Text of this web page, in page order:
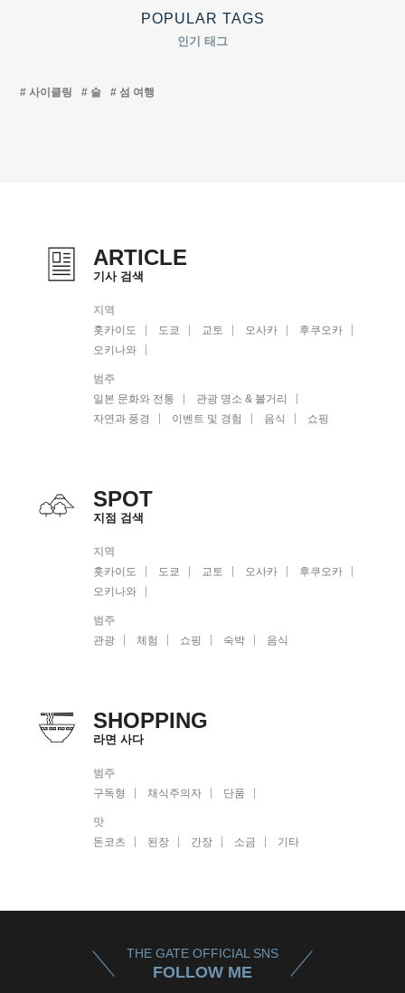
POPULAR TAGS
인기 태그
사이클링 술 섬 여행
ARTICLE
기사 검색
지역
홋카이도
도쿄 교토 오사카
후쿠오카
오키나와
범주
일본 문화와 전통
관광 명소 & 볼거리
자연과 풍경
이벤트 및 경험 음식 쇼핑
SPOT
지점 검색
지역
홋카이도
도쿄 교토 오사카
후쿠오카
오키나와
범주
관광
체험 쇼핑 숙박 음식
SHOPPING
라면 사다
범주
구독형
채식주의자 단품
맛
돈코츠
된장 간장 소금 기타
THE GATE OFFICIAL SNS
FOLLOW ME